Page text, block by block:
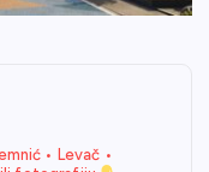
• Levač •